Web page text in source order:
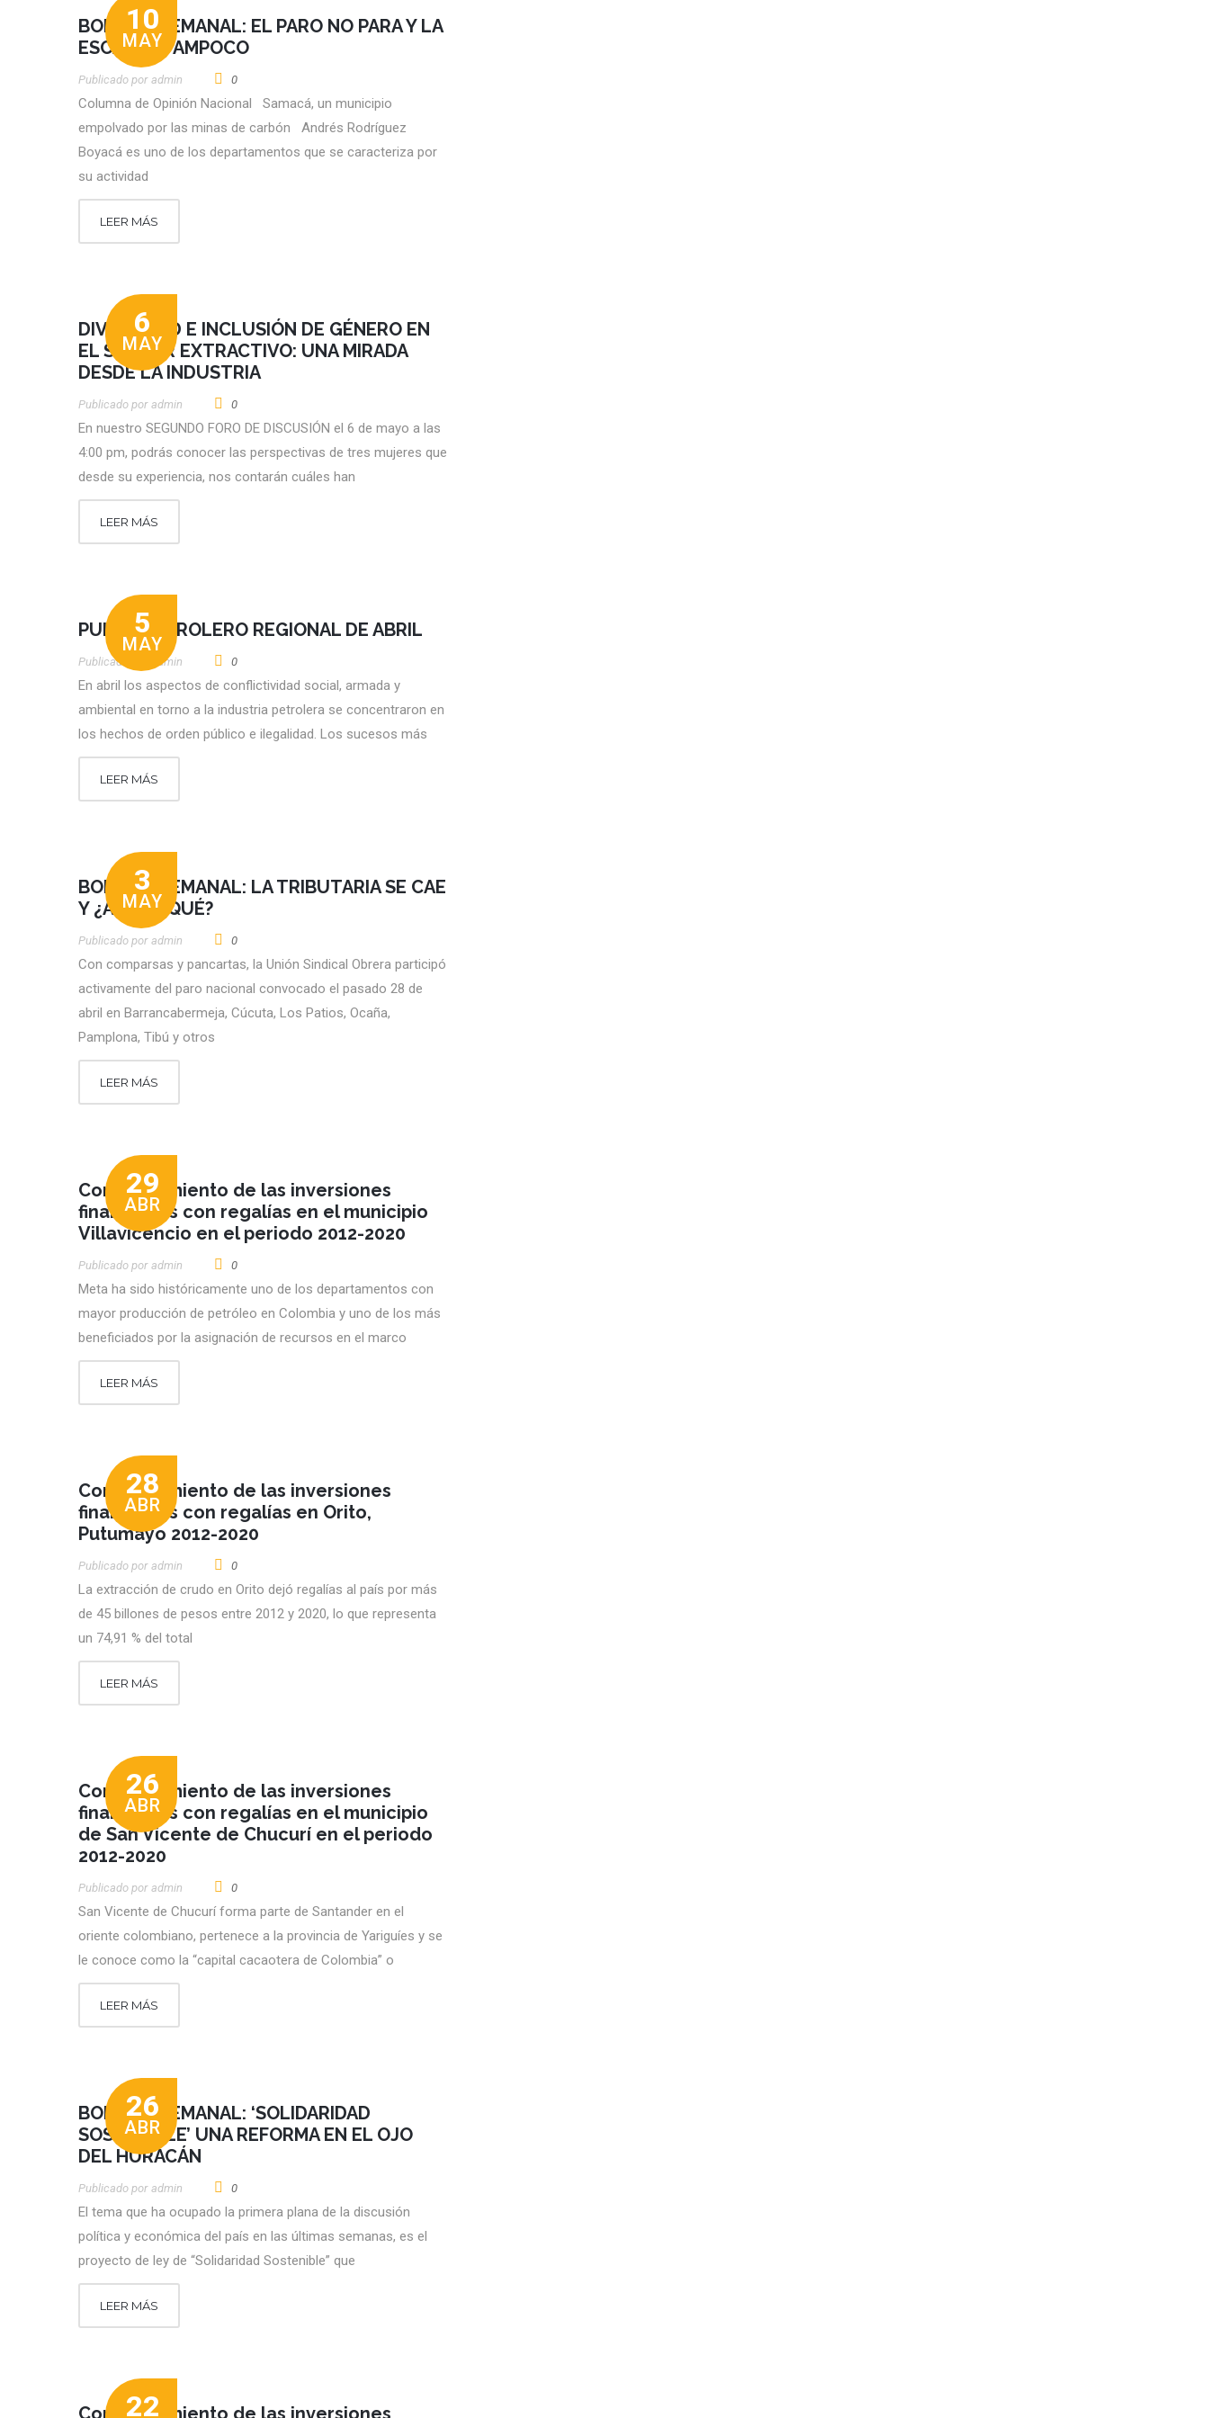
10
MAY
BOLETÍN SEMANAL: EL PARO NO PARA Y LA
ESCASEZ TAMPOCO
Publicado por Admin 0
Columna de Opinión Nacional Samacá, un municipio
empolvado por las minas de carbón Andrés Rodríguez
Boyacá es uno de los departamentos que se caracteriza por
su actividad
LEER MÁS
6
MAY
DIVERSIDAD E INCLUSIÓN DE GÉNERO EN
EL SECTOR EXTRACTIVO: UNA MIRADA
DESDE LA INDUSTRIA
Publicado por Admin 0
En nuestro SEGUNDO FORO DE DISCUSIÓN el 6 de mayo a las
4:00 pm, podrás conocer las perspectivas de tres mujeres que
desde su experiencia, nos contarán cuáles han
LEER MÁS
5
MAY
PULSO PETROLERO REGIONAL DE ABRIL
Publicado por Admin 0
En abril los aspectos de conflictividad social, armada y
ambiental en torno a la industria petrolera se concentraron en
los hechos de orden público e ilegalidad. Los sucesos más
LEER MÁS
3
MAY
BOLETÍN SEMANAL: LA TRIBUTARIA SE CAE
Y ¿AHORA QUÉ?
Publicado por Admin 0
Con comparsas y pancartas, la Unión Sindical Obrera participó
activamente del paro nacional convocado el pasado 28 de
abril en Barrancabermeja, Cúcuta, Los Patios, Ocaña,
Pamplona, Tibú y otros
LEER MÁS
29
ABR
Comportamiento de las inversiones
financiadas con regalías en el municipio
Villavicencio en el periodo 2012-2020
Publicado por Admin 0
Meta ha sido históricamente uno de los departamentos con
mayor producción de petróleo en Colombia y uno de los más
beneficiados por la asignación de recursos en el marco
LEER MÁS
28
ABR
Comportamiento de las inversiones
financiadas con regalías en Orito,
Putumayo 2012-2020
Publicado por Admin 0
La extracción de crudo en Orito dejó regalías al país por más
de 45 billones de pesos entre 2012 y 2020, lo que representa
un 74,91 % del total
LEER MÁS
26
ABR
Comportamiento de las inversiones
financiadas con regalías en el municipio
de San Vicente de Chucurí en el periodo
2012-2020
Publicado por Admin 0
San Vicente de Chucurí forma parte de Santander en el
oriente colombiano, pertenece a la provincia de Yariguíes y se
le conoce como la “capital cacaotera de Colombia” o
LEER MÁS
26
ABR
BOLETÍN SEMANAL: ‘SOLIDARIDAD
SOSTENIBLE’ UNA REFORMA EN EL OJO
DEL HURACÁN
Publicado por Admin 0
El tema que ha ocupado la primera plana de la discusión
política y económica del país en las últimas semanas, es el
proyecto de ley de “Solidaridad Sostenible” que
LEER MÁS
22
Comportamiento de las inversiones